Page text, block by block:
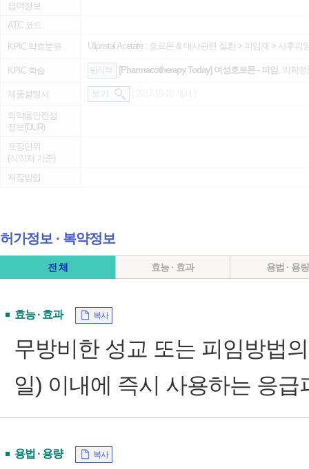
급여정보
ATC 코드
KPIC 약효분류 Ulipristal Acetate : 호르몬 & 대사관련 질환 > 피임제 > 사후피
KPIC 학술 팜리뷰 [Pharmacotherapy Today] 여성호르몬 - 피임 , 약학정
제품설명서 보 기
의약품안전성
정보(DUR)
포장단위
(식약처 기준)
저장방법
허가정보 ∙ 복약정보
전 체 효능 · 효과 용법 · 용량
효능 · 효과 복사
무방비한 성교 또는 피임방법
일) 이내에 즉시 사용하는 응급
용법 · 용량 복사